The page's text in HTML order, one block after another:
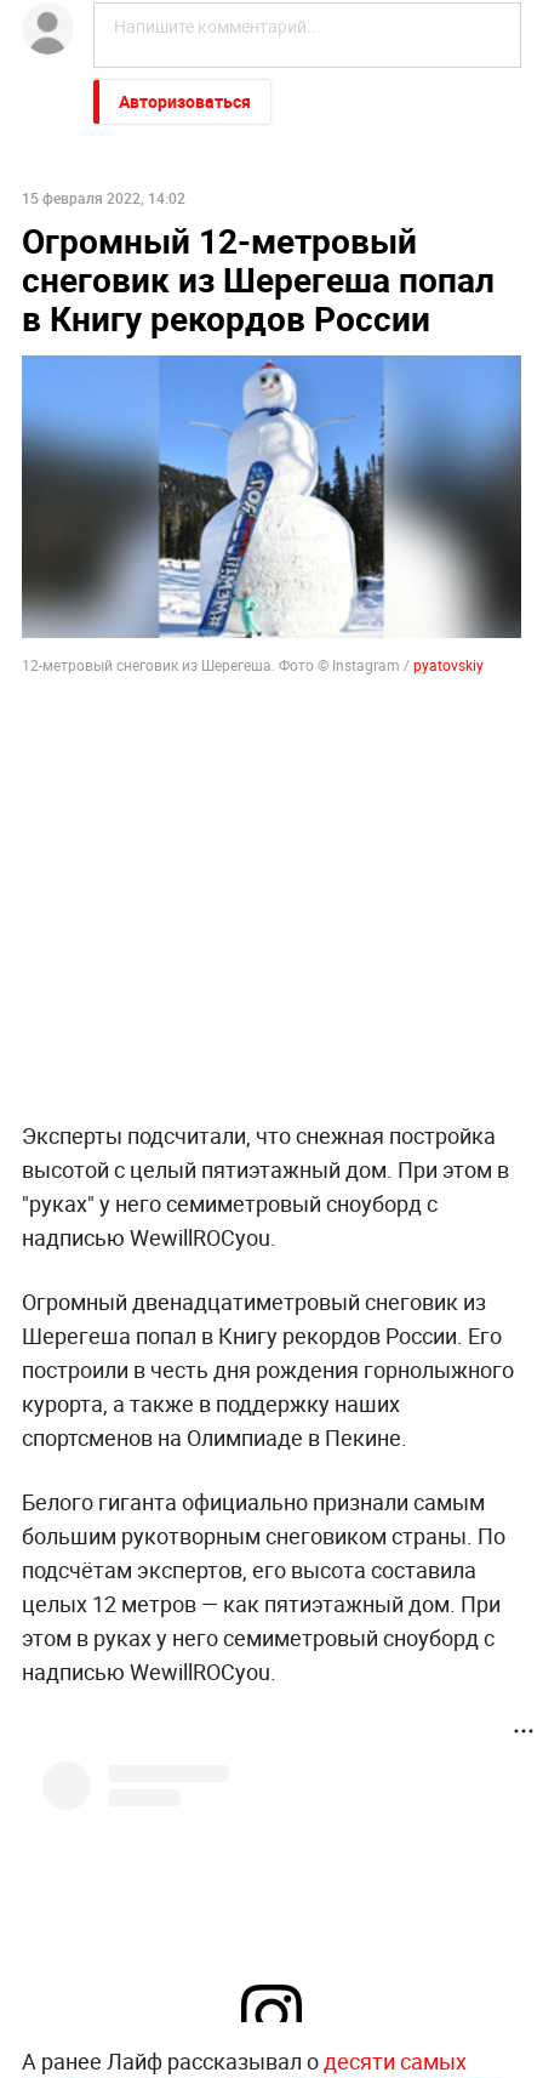
Авторизоваться
15 февраля 2022, 14:02
Огромный 12-метровый
снеговик из Шерегеша попал
в Книгу рекордов России
12-метровый снеговик из Шерегеша. Фото © Instagram /pyatovskiy
Эксперты подсчитали, что снежная постройка
высотой с целый пятиэтажный дом. При этом в
"руках" у него семиметровый сноуборд с
надписью WewillROCyou.
Огромный двенадцатиметровый снеговик из
Шерегеша попал в Книгу рекордов России. Его
построили в честь дня рождения горнолыжного
курорта, а также в поддержку наших
спортсменов на Олимпиаде в Пекине.
Белого гиганта официально признали самым
большим рукотворным снеговиком страны. По
подсчётам экспертов, его высота составила
целых 12 метров — как пятиэтажный дом. При
этом в руках у него семиметровый сноуборд с
надписью WewillROCyou.
А ранее Лайф рассказывал одесяти самых